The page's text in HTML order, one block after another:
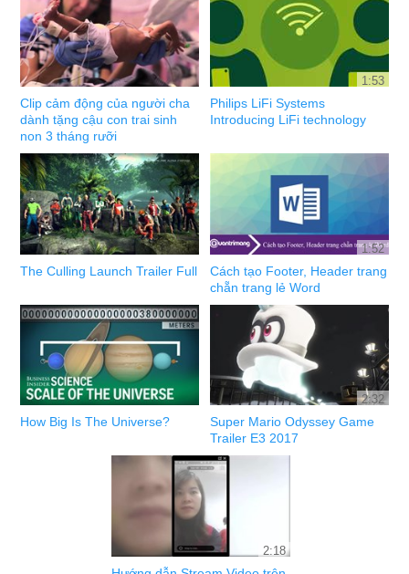
Clip cảm động của người cha
dành tặng cậu con trai sinh
non 3 tháng rưỡi
1:53
Philips LiFi Systems
Introducing LiFi technology
The Culling Launch Trailer Full
1:52
Cách tạo Footer, Header trang
chẵn trang lẻ Word
How Big Is The Universe?
2:32
Super Mario Odyssey Game
Trailer E3 2017
2:18